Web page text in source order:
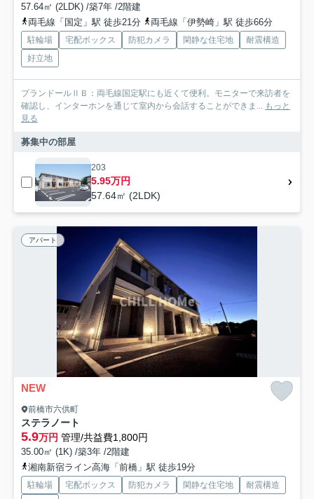
57.64㎡ (2LDK) /築7年 /2階建
両毛線「国定」駅 徒歩21分
両毛線「伊勢崎」駅 徒歩66分
駐輪場 宅配ボックス 防犯カメラ 閑静な住宅地
耐震構造
好立地
プランドールⅡＢ：両毛線国定駅にも近くて便利。モニターで来訪者を
確認し、インターホンを通じて室内から会話することができま... もっと
見る
募集中の部屋
203
5.95万円
57.64㎡ (2LDK)
アパート
NEW
前橋市六供町
ステラノート
5.9万円 管理/共益費1,800円
35.00㎡ (1K) /築3年 /2階建
湘南新宿ライン高海「前橋」駅 徒歩19分
駐輪場 宅配ボックス 防犯カメラ 閑静な住宅地
耐震構造